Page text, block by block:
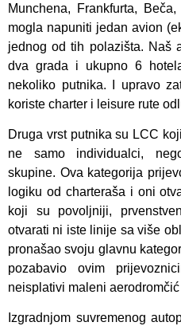
Munchena, Frankfurta,
mogla napuniti jedan avion
jednog od tih polazišta. Naš
dva grada i ukupno 6
nekoliko putnika. I upravo
koriste charter i leisure rute
Druga vrst putnika su LCC
ne samo individualci,
skupine. Ova kategorija
logiku od charteraša i oni
koji su povoljniji,
otvarati ni iste linije sa više
pronašao svoju glavnu
pozabavio ovim
neisplativi maleni
Izgradnjom suvremenog